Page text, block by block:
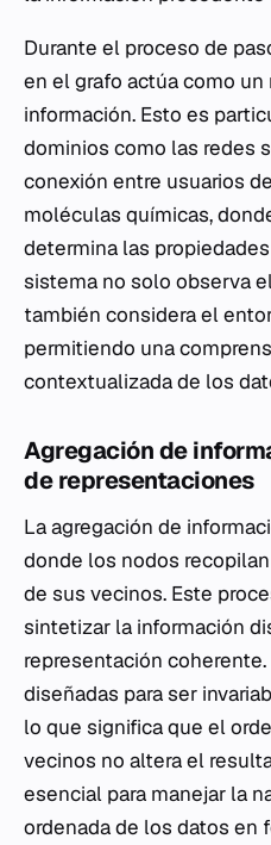
Durante el proceso de
en el grafo actúa como
información. Esto es
dominios como las redes
conexión entre usuarios
moléculas químicas,
determina las
sistema no solo observa
también considera el
permitiendo una
contextualizada de los
Agregación de
de representaciones
La agregación de
donde los nodos
de sus vecinos. Este
sintetizar la información
representación
diseñadas para ser
lo que significa que el
vecinos no altera el
esencial para manejar la
ordenada de los datos en